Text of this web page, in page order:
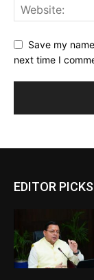
Save my
next time I
EDITOR PICKS